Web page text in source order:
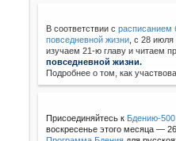
В соответствии с расписанием
повседневной жизни с 28 июля
изучаем 21-ю главу и читаем
повседневной жизни.
Подробнее о том, как
Присоединяйтесь к Бдению-
воскресенье этого месяца —